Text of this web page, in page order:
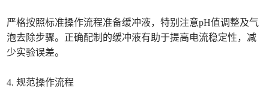
严格按照标准操作流程准备缓冲液，特别注意pH值调整及气
泡去除步骤。正确配制的缓冲液有助于提高电流稳定性，减
少实验误差。
4. 规范操作流程